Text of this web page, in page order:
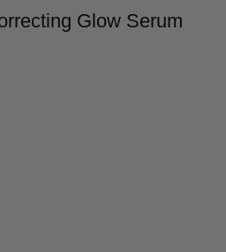
Glow Serum